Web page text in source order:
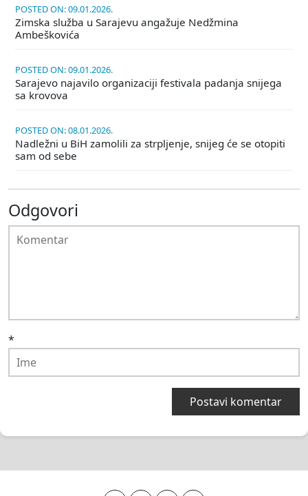
POSTED ON: 09.01.2026.
Zimska služba u Sarajevu angažuje Nedžmina
Ambeškovića
POSTED ON: 09.01.2026.
Sarajevo najavilo organizaciji festivala padanja snijega
sa krovova
POSTED ON: 08.01.2026.
Nadležni u BiH zamolili za strpljenje, snijeg će se otopiti
sam od sebe
Odgovori
*